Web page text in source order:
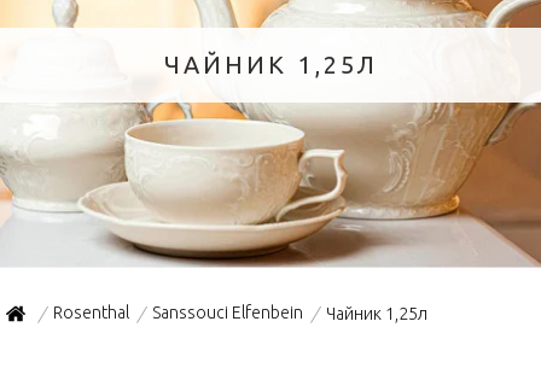
ЧАЙНИК 1,25Л
/ Rosenthal / Sanssouci Elfenbein / Чайник 1,25л